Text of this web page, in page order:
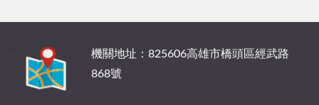
機關地址：825606高雄市橋頭區經武路
868號